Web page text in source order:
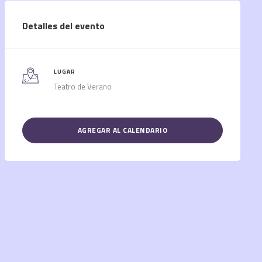
Detalles del evento
LUGAR
Teatro de Verano
AGREGAR AL CALENDARIO